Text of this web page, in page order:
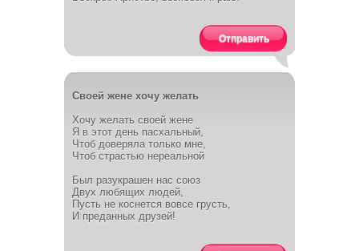
Отправить
Своей жене хочу желать
Хочу желать своей жене
Я в этот день пасхальный,
Чтоб доверяла только мне,
Чтоб страстью нереальной
Был разукрашен нас союз
Двух любящих людей,
Пусть не коснется вовсе грусть,
И преданных друзей!